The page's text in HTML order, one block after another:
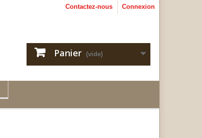
Connexion
Contactez-nous
Panier (vide)